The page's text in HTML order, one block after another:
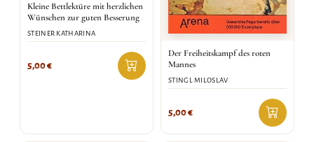
Kleine Bettlektüre mit herzlichen
Wünschen zur guten Besserung
STEINER KATHARINA
5,00€
Der Freiheitskampf des roten
Mannes
STINGL MILOSLAV
5,00€